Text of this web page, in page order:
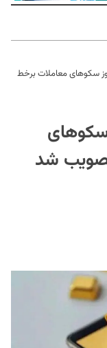
سکوهای معاملات برخط
شد